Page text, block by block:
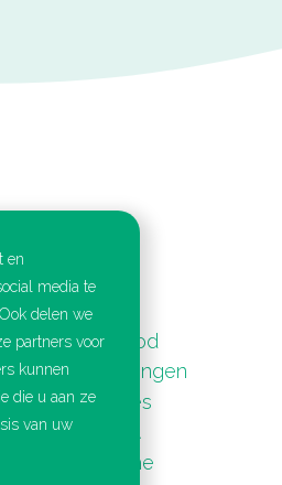
en
media te
delen we
partners voor
kunnen
die u aan ze
van uw
Aanbod
Trainingsaanbod
Open inschrijvingen
Business cases
Preventie PSA
Learning on the